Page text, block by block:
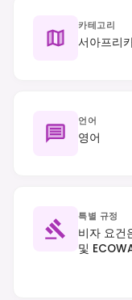
카테고리
서아프리
언어
영어
특별 규정
비자 요건
및